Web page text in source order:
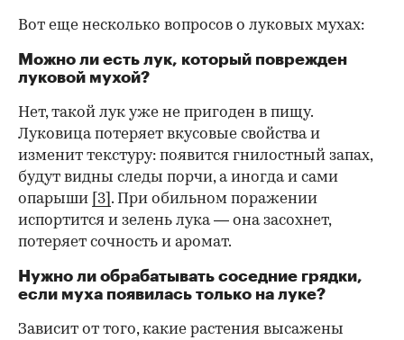
Вот еще несколько вопросов о луковых мухах:
Можно ли есть лук, который поврежден
луковой мухой?
Нет, такой лук уже не пригоден в пищу.
Луковица потеряет вкусовые свойства и
изменит текстуру: появится гнилостный запах,
будут видны следы порчи, а иногда и сами
опарыши
[3] . При обильном поражении
испортится и зелень лука — она засохнет,
потеряет сочность и аромат.
Нужно ли обрабатывать соседние грядки,
если муха появилась только на луке?
Зависит от того, какие растения высажены